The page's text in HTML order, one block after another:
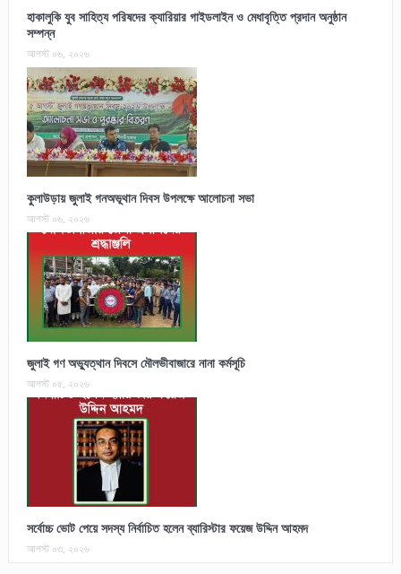
হাকালুকি যুব সাহিত্য পরিষদের ক্যারিয়ার গাইডলাইন ও মেধাবৃত্তি প্রদান অনুষ্ঠান
সম্পন্ন
আগস্ট ০৬, ২০২৬
কুলাউড়ায় জুলাই গনঅভূথান দিবস উপলক্ষে আলোচনা সভা
আগস্ট ০৬, ২০২৬
জুলাই গণ অভ্যুত্থান দিবসে মৌলভীবাজারে নানা কর্মসূচি
আগস্ট ০৫, ২০২৬
সর্বোচ্চ ভোট পেয়ে সদস্য নির্বাচিত হলেন ব্যারিস্টার ফয়েজ উদ্দিন আহমদ
আগস্ট ০৩, ২০২৬